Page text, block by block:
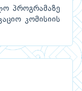
პროგრამაზე
კომისიის